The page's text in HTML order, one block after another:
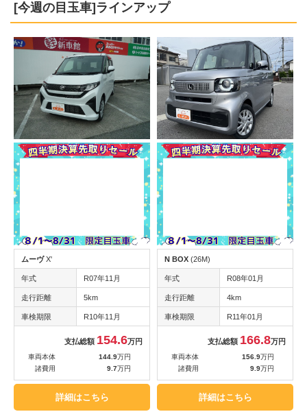
[今週の目玉車]ラインアップ
ムーヴX'
年式 R07年11月
走行距離 5km
車検期限 R10年11月
支払総額 154.6万円
車両本体 144.9万円
諸費用
9.7万円
詳細はこちら
N BOX (26M)
年式 R08年01月
走行距離 4km
車検期限 R11年01月
支払総額 166.8万円
車両本体 156.9万円
諸費用
9.9万円
詳細はこちら